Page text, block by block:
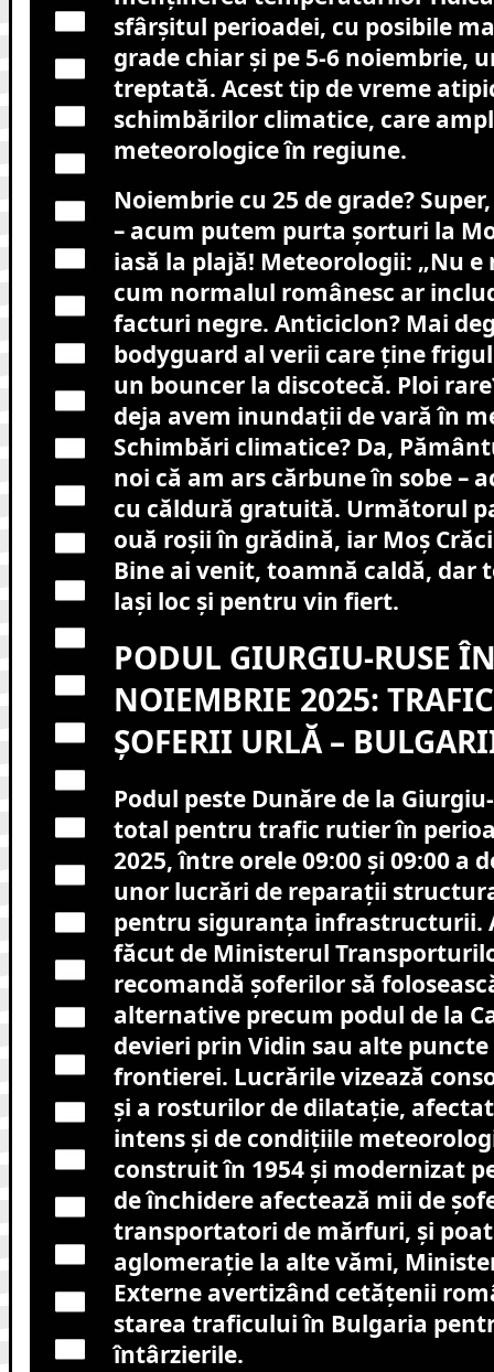
sfârșitul perioadei, cu posibile
grade chiar și pe 5-6 noiembrie,
treptată. Acest tip de vreme
schimbărilor climatice, care
meteorologice în regiune.
Noiembrie cu 25 de grade?
– acum putem purta șorturi la
iasă la plajă! Meteorologii: „Nu e
cum normalul românesc ar
facturi negre. Anticiclon? Mai
bodyguard al verii care ține
un bouncer la discotecă. Ploi
deja avem inundații de vară în
Schimbări climatice? Da,
noi că am ars cărbune în sobe –
cu căldură gratuită. Următorul
ouă roșii în grădină, iar Moș
Bine ai venit, toamnă caldă, dar
lași loc și pentru vin fiert.
PODUL GIURGIU-RUSE
NOIEMBRIE 2025:
ȘOFERII URLĂ –
Podul peste Dunăre de la
total pentru trafic rutier în
2025, între orele 09:00 și 09:00 a
unor lucrări de reparații
pentru siguranța infrastructurii.
făcut de Ministerul
recomandă șoferilor să
alternative precum podul de la
devieri prin Vidin sau alte puncte
frontierei. Lucrările vizează
și a rosturilor de dilatație,
intens și de condițiile
construit în 1954 și modernizat
de închidere afectează mii de
transportatori de mărfuri, și
aglomerație la alte vămi,
Externe avertizând cetățenii
starea traficului în Bulgaria
întârzierile.